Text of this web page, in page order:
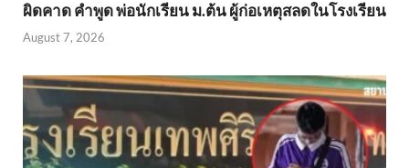
ผิดคาด คำพูด พ่อนักเรียน ม.ต้น ผู้ก่อเหตุสลดในโรงเรียน
August 7, 2026